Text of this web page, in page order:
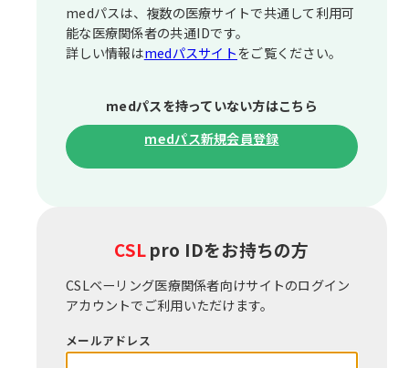
medパスは、複数の医療サイトで共通して利⽤可
能な医療関係者の共通IDです。
詳しい情報はmedパスサイトをご覧ください。
medパスを持っていない⽅はこちら
medパス新規会員登録
CSLpro IDをお持ちの⽅
CSLベーリング医療関係者向けサイトのログイン
アカウントでご利⽤いただけます。
メールアドレス